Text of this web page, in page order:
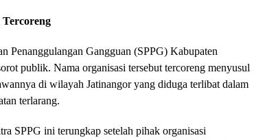
Tercoreng
Penanggulangan Gangguan (SPPG) Kabupaten
publik. Nama organisasi tersebut tercoreng menyusul
di wilayah Jatinangor yang diduga terlibat dalam
terlarang.
SPPG ini terungkap setelah pihak organisasi